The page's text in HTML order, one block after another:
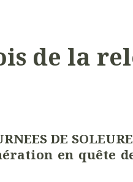
de la
DE
en quête